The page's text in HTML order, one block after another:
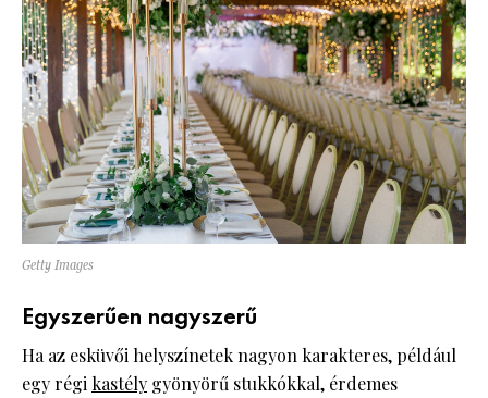
Getty Images
Egyszerűen nagyszerű
Ha az esküvői helyszínetek nagyon karakteres, például
egy régi kastély gyönyörű stukkókkal, érdemes